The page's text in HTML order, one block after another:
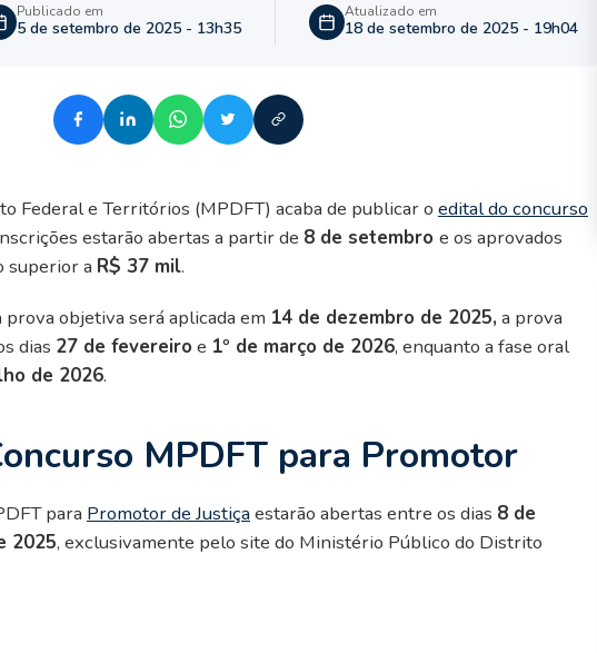
Publicado em
5 de setembro de 2025 - 13h35
Atualizado em
18 de setembro de 2025 - 19h04
Federal e Territórios (MPDFT) acaba de publicar o edital do concurso
estarão abertas a partir de 8 de setembro e os aprovados
superior a R$ 37 mil.
objetiva será aplicada em 14 de dezembro de 2025, a prova
dias 27 de fevereiro e 1º de março de 2026, enquanto a fase oral
de 2026.
MPDFT para Promotor
para Promotor de Justiçaestarão abertas entre os dias 8 de
2025, exclusivamente pelo site do Ministério Público do Distrito